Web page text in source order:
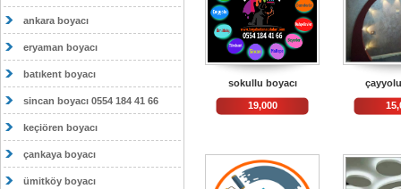
ankara boyacı
eryaman boyacı
batıkent boyacı
sincan boyacı 0554 184 41 66
keçiören boyacı
çankaya boyacı
ümitköy boyacı
sokullu boyacı
19,000